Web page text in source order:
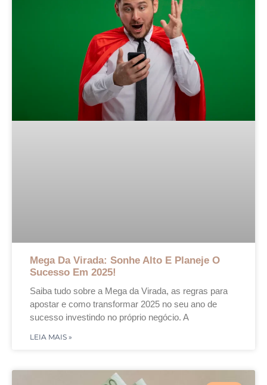
Mega Da Virada: Sonhe Alto E Planeje O
Sucesso Em 2025!
Saiba tudo sobre a Mega da Virada, as regras para
apostar e como transformar 2025 no seu ano de
sucesso investindo no próprio negócio. A
LEIA MAIS »